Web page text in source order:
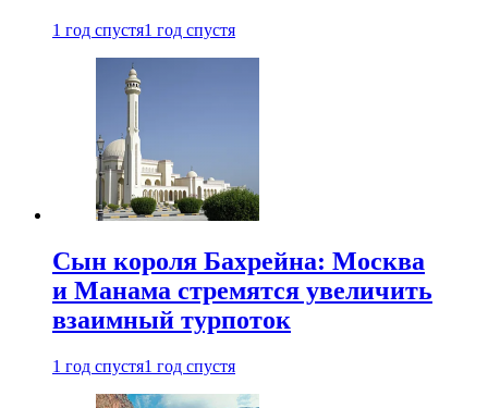
1 год спустя1 год спустя
Сын короля Бахрейна: Москва
и Манама стремятся увеличить
взаимный турпоток
1 год спустя1 год спустя